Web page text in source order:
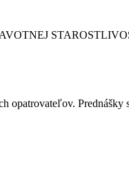
opatrovateľov. Prednášky